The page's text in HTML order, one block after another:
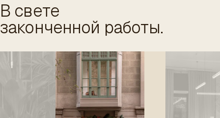
В свете
законченной работы.